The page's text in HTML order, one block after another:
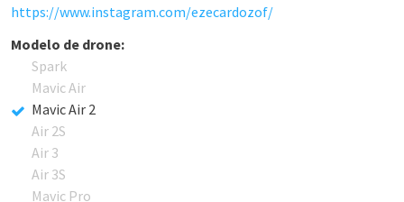
https://www.instagram.com/ezecardozof/
Modelo de drone:
Spark
Mavic Air
Mavic Air 2
Air 2S
Air 3
Air 3S
Mavic Pro